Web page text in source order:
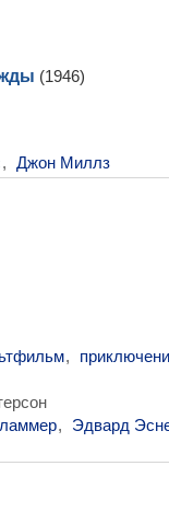
(1946)
, Джон Миллз
,
,
Эдвард